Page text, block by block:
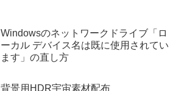
Windowsのネットワークドライブ「ロ
ーカル デバイス名は既に使用されてい
ます」の直し方
背景用HDR宇宙素材配布